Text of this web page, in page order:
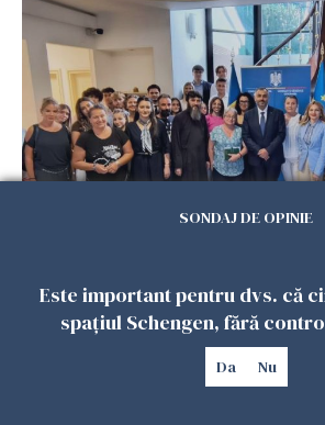
Consulatul României la Roma
intervenții în doar 24 de ore
26 IULIE 2026
SONDAJ DE OPINIE
Este important pentru dvs. că
spațiul Schengen, fără
Da Nu